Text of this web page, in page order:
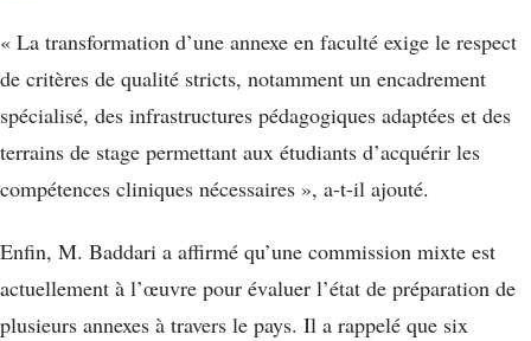
« La transformation d’une annexe en faculté exige le respect
de critères de qualité stricts, notamment un encadrement
spécialisé, des infrastructures pédagogiques adaptées et des
terrains de stage permettant aux étudiants d’acquérir les
compétences cliniques nécessaires », a-t-il ajouté.
Enfin, M. Baddari a affirmé qu’une commission mixte est
actuellement à l’œuvre pour évaluer l’état de préparation de
plusieurs annexes à travers le pays. Il a rappelé que six